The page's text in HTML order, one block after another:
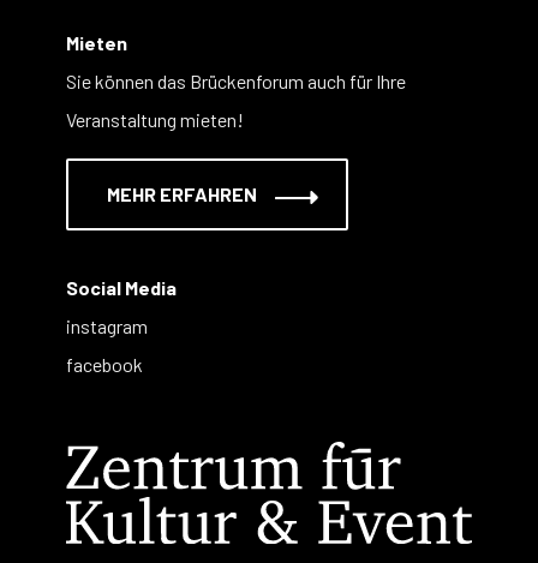
Mieten
Sie können das Brückenforum auch für Ihre
Veranstaltung mieten!
MEHR ERFAHREN
Social Media
instagram
facebook